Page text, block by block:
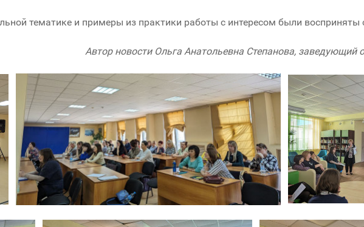
тематике и примеры из практики работы с интересом были восприняты
Автор новости Ольга Анатольевна Степанова, заведующий